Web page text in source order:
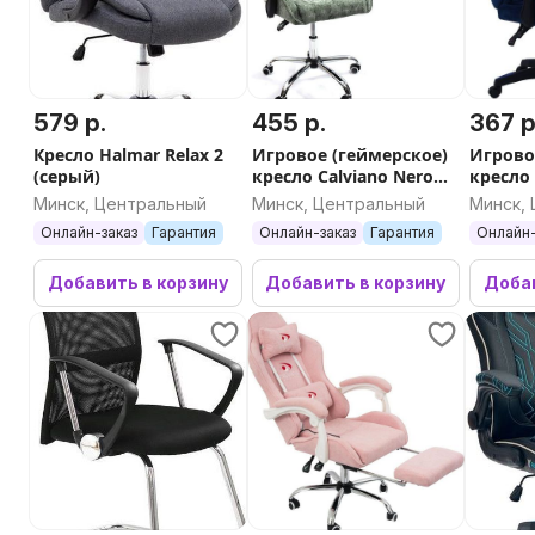
579 р.
Кресло Halmar Relax 2
(серый)
Минск, Центральный
Онлайн-заказ Гарантия
Добавить в корзину
455 р.
Игровое (геймерское)
кресло Calviano Nero
(green plush)
Минск, Центральный
Онлайн-заказ Гарантия
Добавить в корзину
367
кресло
Минск,